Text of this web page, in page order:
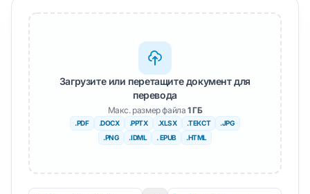
Загрузите или перетащите документ для
перевода
Макс. размер файла 1 ГБ
.PDF .DOCX .PPTX .XLSX .ТЕКСТ
.JPG
.PNG
.IDML . EPUB .HTML